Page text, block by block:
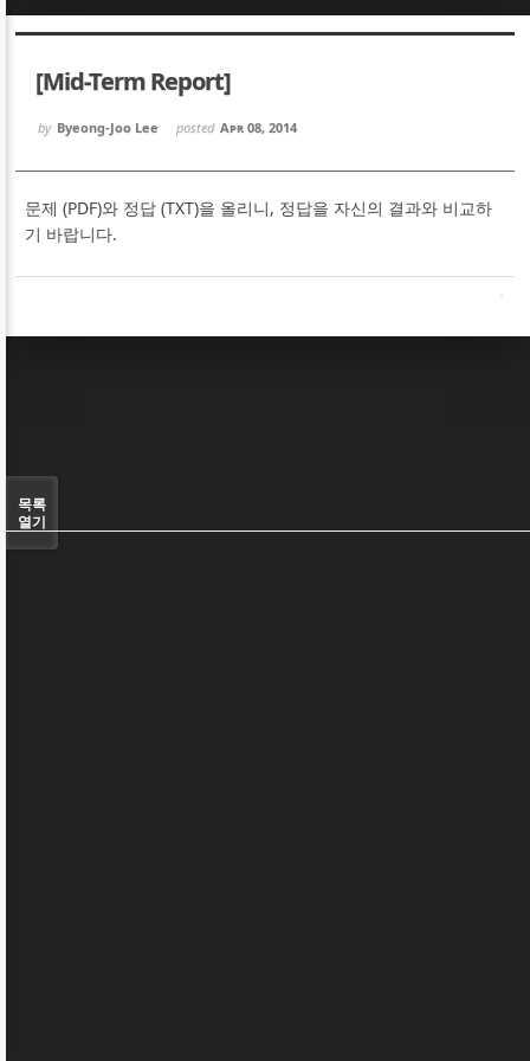
[Mid-Term Report]
by Byeong-Joo Lee posted Apr 08, 2014
문제 (PDF)와 정답 (TXT)을 올리니, 정답을 자신의 결과와 비교하
기 바랍니다.
목록
열기
Sketchbook5, 스케치북5
Sketchbook5, 스케치북5
Sketchbook5, 스케치북5
Sketchbook5, 스케치북5